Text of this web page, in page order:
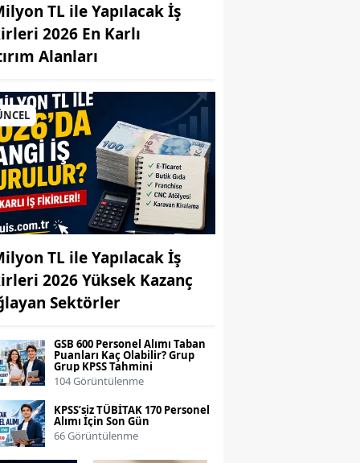
TL ile Yapılacak İş
2026 En Karlı
Alanları
TL ile Yapılacak İş
2026 Yüksek Kazanç
Sektörler
GSB 600 Personel Alımı Taban
Puanları Kaç Olabilir? Grup
Grup KPSS Tahmini
104 Görüntülenme
KPSS’siz TÜBİTAK 170 Personel
Alımı İçin Son Gün
66 Görüntülenme